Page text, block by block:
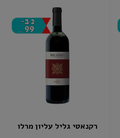
רקנאטי גליל עליון מרלו